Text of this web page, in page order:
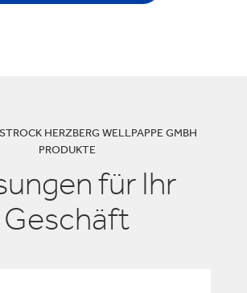
HERZBERG WELLPAPPE GMBH
PRODUKTE
für Ihr
Geschäft